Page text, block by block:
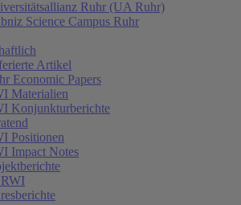
Ruhr (UA Ruhr)
Science Campus Ruhr
Artikel
Economic Papers
Materialien
Konjunkturberichte
Positionen
Impact Notes
RWI